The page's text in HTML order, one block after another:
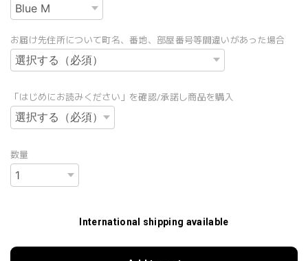
お届け先住所について町名、番地、部屋番号等間違いがあった場合
「はじめにお読みください」を確認/承諾し商品を購入
数量
International shipping available